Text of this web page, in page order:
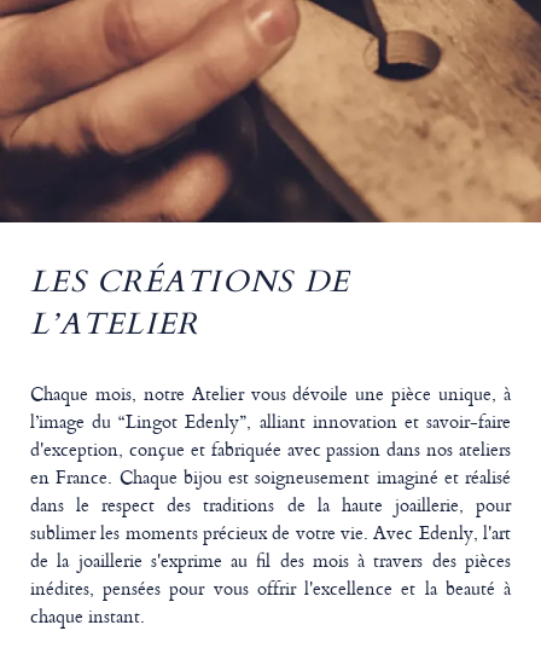
LES CRÉATIONS DE
L’ATELIER
Chaque mois, notre Atelier vous dévoile une pièce unique, à
l’image du “Lingot Edenly”, alliant innovation et savoir-faire
d'exception, conçue et fabriquée avec passion dans nos ateliers
en France. Chaque bijou est soigneusement imaginé et réalisé
dans le respect des traditions de la haute joaillerie, pour
sublimer les moments précieux de votre vie. Avec Edenly, l'art
de la joaillerie s'exprime au fil des mois à travers des pièces
inédites, pensées pour vous offrir l'excellence et la beauté à
chaque instant.